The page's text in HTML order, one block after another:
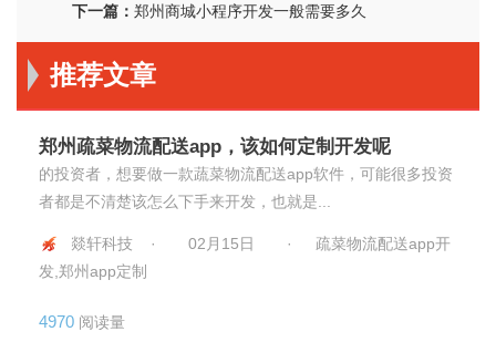
下一篇： 郑州商城小程序开发一般需要多久
推荐文章
郑州疏菜物流配送app，该如何定制开发呢
的投资者，想要做一款蔬菜物流配送app软件，可能很多投资
者都是不清楚该怎么下手来开发，也就是...
燚轩科技 · 02月15日 ·
疏菜物流配送app开
发,郑州app定制
4970 阅读量